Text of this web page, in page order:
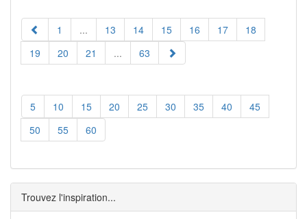
1 ... 13 14 15 16 17
18
19
20 21 ... 63
5 10 15 20 25 30 35 40
45
50
55 60
Trouvez l'inspiration...